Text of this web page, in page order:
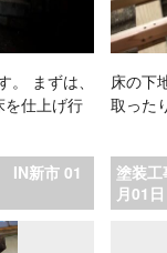
まずは、
仕上げ行
床の下
取った
IN新市 01
塗装
月01日